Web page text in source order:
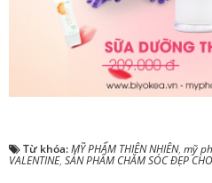
Từ khóa:MỸ PHẨM THIÊN NHIÊN, mỹ
VALENTINE, SẢN PHẨM CHĂM SÓC ĐẸP